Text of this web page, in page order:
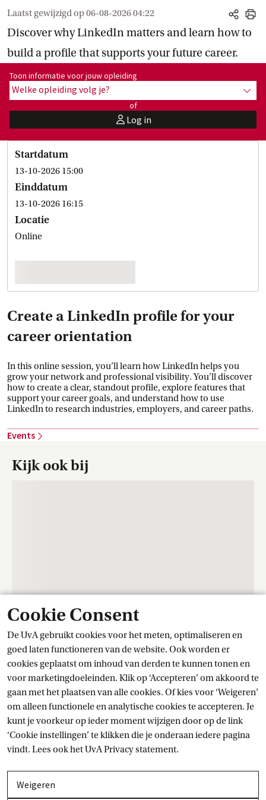
Cookie Consent
De UvA gebruikt cookies voor het meten, optimaliseren en
goed laten functioneren van de website. Ook worden er
cookies geplaatst om inhoud van derden te kunnen tonen en
voor marketingdoeleinden. Klik op ‘Accepteren’ om akkoord te
gaan met het plaatsen van alle cookies. Of kies voor ‘Weigeren’
om alleen functionele en analytische cookies te accepteren. Je
kunt je voorkeur op ieder moment wijzigen door op de link
‘Cookie instellingen’ te klikken die je onderaan iedere pagina
vindt. Lees ook hetUvA Privacy statement.
Weigeren
Laatst gewijzigd op06-08-2026 04:22
share
print
Discover why LinkedIn matters and learn how to
build a profile that supports your future career.
Toon informatie voor opleiding:
Toon informatie voor jouw opleiding
Welke opleiding volg je? toon
of
userLog in
Startdatum
13-10-2026 15:00
Einddatum
13-10-2026 16:15
Locatie
Online
Create a LinkedIn profile for your
career orientation
In this online session, you’ll learn how LinkedIn helps you
grow your network and professional visibility. You’ll discover
how to create a clear, standout profile, explore features that
support your career goals, and understand how to use
LinkedIn to research industries, employers, and career paths.
Events
Kijk ook bij
Contact
Trainingscentrum Student Services
Stel je vraag